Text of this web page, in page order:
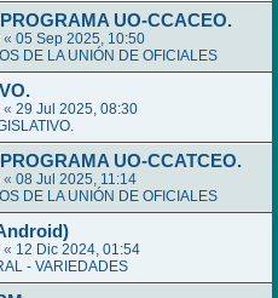
UO-CCACEO.
« 05 Sep 2025, 10:50
DE LA UNIÓN DE OFICIALES
« 29 Jul 2025, 08:30
UO-CCATCEO.
« 08 Jul 2025, 11:14
DE LA UNIÓN DE OFICIALES
« 12 Dic 2024, 01:54
- VARIEDADES